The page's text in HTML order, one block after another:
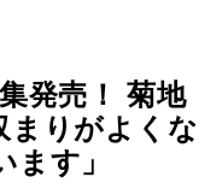
発売！ 菊地
まりがよくな
す」